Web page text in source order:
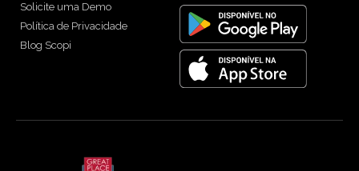
Solicite uma Demo
Política de Privacidade
Blog Scopi